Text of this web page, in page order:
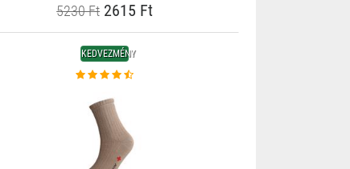
5230 Ft 2615 Ft
KEDVEZMÉNY